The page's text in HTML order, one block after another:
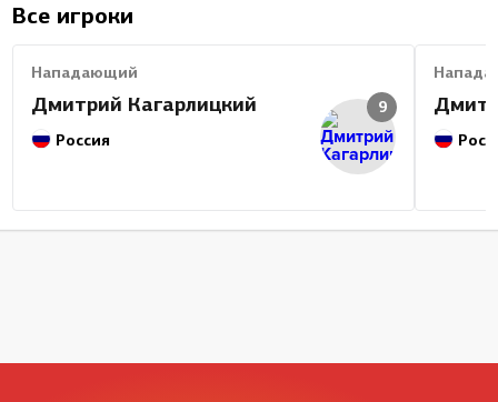
Все игроки
Нападающий
Дмитрий Кагарлицкий
Россия
9